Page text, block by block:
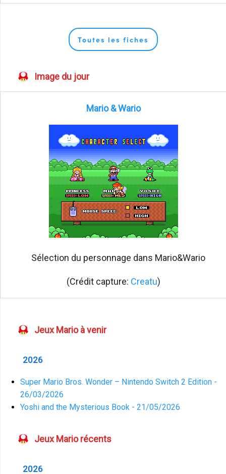
Toutes les fiches
Image du jour
Mario & Wario
Sélection du personnage dans Mario&Wario
(Crédit capture: Creatu)
Jeux Mario à venir
2026
Super Mario Bros. Wonder – Nintendo Switch 2 Edition -
26/03/2026
Yoshi and the Mysterious Book - 21/05/2026
Jeux Mario récents
2026